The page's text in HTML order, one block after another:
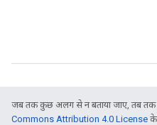
जब तक कुछ अलग से न बताया जाए, तब तक
Commons Attribution 4.0 License के